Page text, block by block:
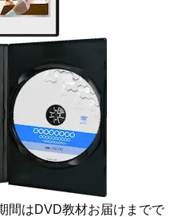
間はDVD教材お届けまでで